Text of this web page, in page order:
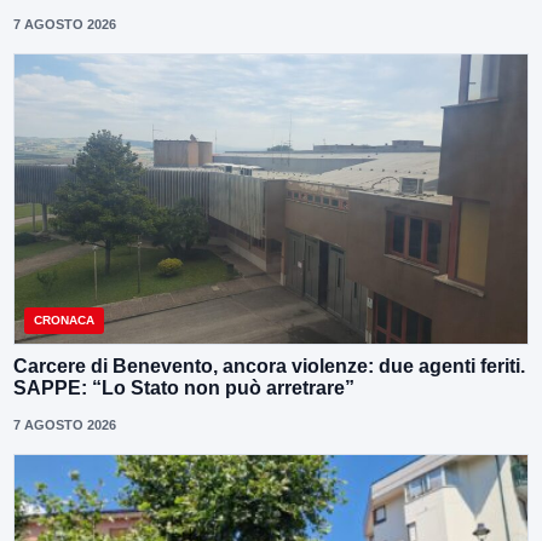
7 AGOSTO 2026
CRONACA
Carcere di Benevento, ancora violenze: due agenti feriti.
SAPPE: “Lo Stato non può arretrare”
7 AGOSTO 2026